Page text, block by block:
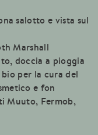
salotto e vista sul
Marshall
doccia a pioggia
per la cura del
e fon
Muuto, Fermob,